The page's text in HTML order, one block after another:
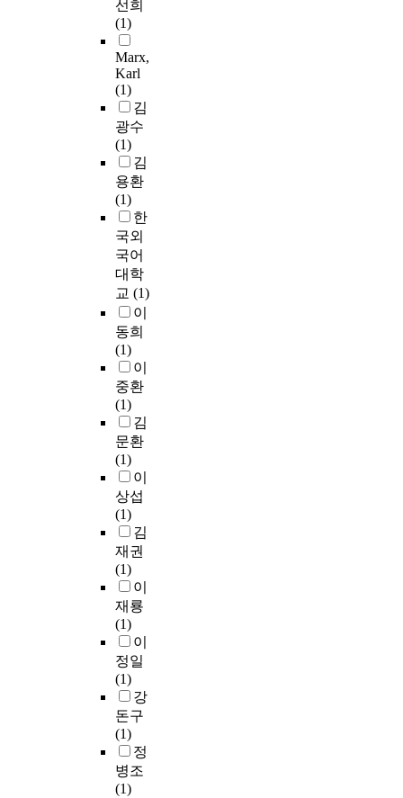
선희
(1)
Marx,
Karl
(1)
김
광수
(1)
김
용환
(1)
한
국외
국어
대학
교 (1)
이
동희
(1)
이
중환
(1)
김
문환
(1)
이
상섭
(1)
김
재권
(1)
이
재룡
(1)
이
정일
(1)
강
돈구
(1)
정
병조
(1)